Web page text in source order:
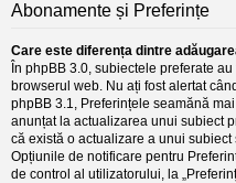
Abonamente și Preferințe
Care este diferența dintre
În phpBB 3.0, subiectele preferate
browserul web. Nu ați fost alertat
phpBB 3.1, Preferințele seamănă
anunțat la actualizarea unui subiect
că există o actualizare a unui
Opțiunile de notificare pentru
de control al utilizatorului, la